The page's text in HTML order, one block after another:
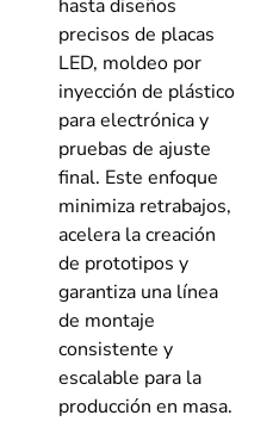
hasta diseños
precisos de placas
LED, moldeo por
inyección de plástico
para electrónica y
pruebas de ajuste
final. Este enfoque
minimiza retrabajos,
acelera la creación
de prototipos y
garantiza una línea
de montaje
consistente y
escalable para la
producción en masa.